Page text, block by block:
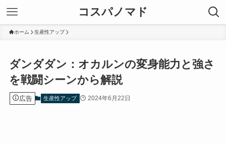
コスパノマド
ホーム 生産性アップ
ダンダダン：オカルンの変身能力と強さ
を戦闘シーンから解説
広告 生産性アップ 2024年6月22日